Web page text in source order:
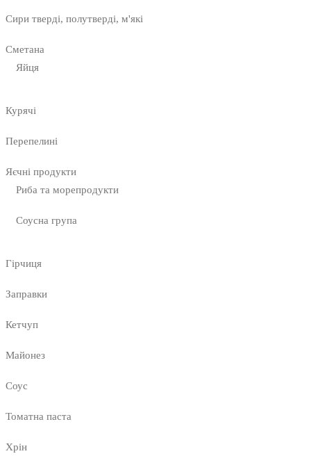
Сири тверді, полутверді, м'які
Сметана
Яйця
Курячі
Перепелині
Яєчні продукти
Риба та морепродукти
Соусна група
Гірчиця
Заправки
Кетчуп
Майонез
Соус
Томатна паста
Хрін